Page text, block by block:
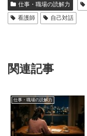
仕事・職場の読解力
看護師
自己対話
関連記事
仕事・職場の読解力